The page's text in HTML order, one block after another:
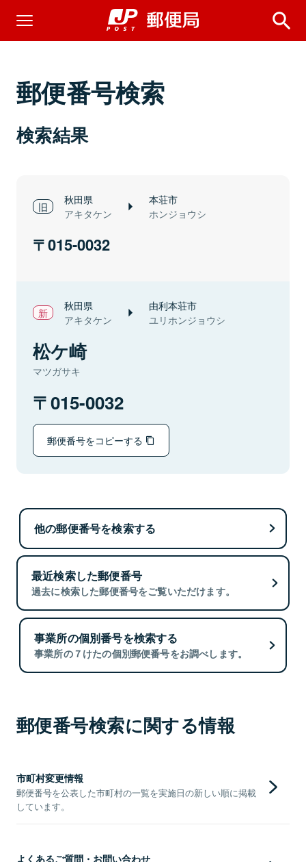
郵便番号検索
検索結果
秋田県
アキタケン
本荘市
ホンジョウシ
015-0032
秋田県
アキタケン
由利本荘市
ユリホンジョウシ
松ケ崎
マツガサキ
015-0032
郵便番号をコピーする
他の郵便番号を検索する
最近検索した郵便番号
過去に検索した郵便番号をご覧いただけます。
事業所の個別番号を検索する
事業所の７けたの個別郵便番号をお調べします。
郵便番号検索に関する情報
市町村変更情報
郵便番号を公表した市町村の一覧を実施日の新しい順に掲載
しています。
よくあるご質問・お問い合わせ